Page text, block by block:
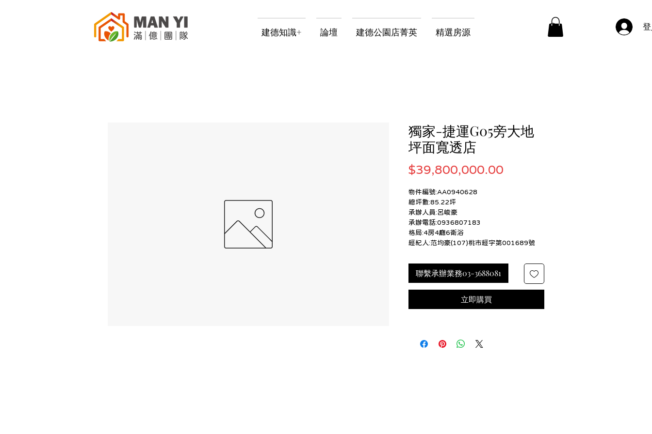
建德知識+ 論壇 建德公園店菁英 精選房源
獨家-捷運G05旁大地
坪面寬透店
$39,800,000.00
物件編號:AA0940628
總坪數:85.22坪
承辦人員:呂峻豪
承辦電話:0936807183
格局:4房4廳6衛浴
經紀人:范均豪(107)桃市經字第001689號
聯繫承辦業務03-3688081
立即購買